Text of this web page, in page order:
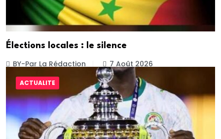
Élections locales : le silence
BY-Par La Rédaction 7 Août 2026
ACTUALITE